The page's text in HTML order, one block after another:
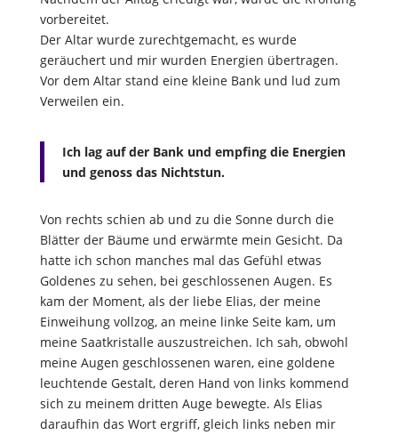
vorbereitet.
Der Altar wurde zurechtgemacht, es wurde
geräuchert und mir wurden Energien übertragen.
Vor dem Altar stand eine kleine Bank und lud zum
Verweilen ein.
Ich lag auf der Bank und empfing die Energien
und genoss das Nichtstun.
Von rechts schien ab und zu die Sonne durch die
Blätter der Bäume und erwärmte mein Gesicht. Da
hatte ich schon manches mal das Gefühl etwas
Goldenes zu sehen, bei geschlossenen Augen. Es
kam der Moment, als der liebe Elias, der meine
Einweihung vollzog, an meine linke Seite kam, um
meine Saatkristalle auszustreichen. Ich sah, obwohl
meine Augen geschlossenen waren, eine goldene
leuchtende Gestalt, deren Hand von links kommend
sich zu meinem dritten Auge bewegte. Als Elias
daraufhin das Wort ergriff, gleich links neben mir